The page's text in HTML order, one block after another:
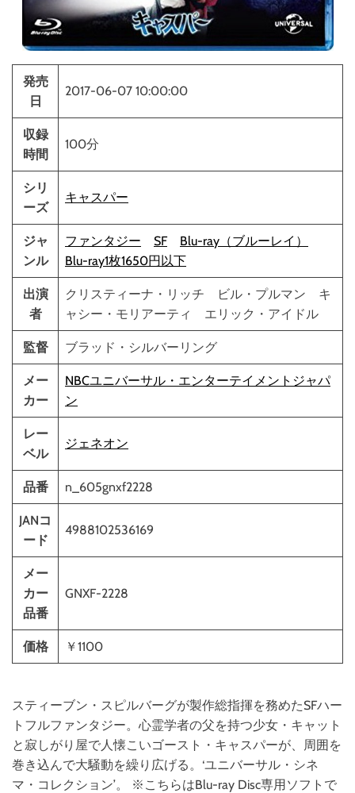
発売
日
2017-06-07 10:00:00
収録
時間
100分
シリ
ーズ
キャスパー
ジャ
ンル
ファンタジー SF
Blu-ray（ブルーレイ）
Blu-ray1枚1650円以下
出演
者
クリスティーナ・リッチ ビル・プルマン キ
ャシー・モリアーティ エリック・アイドル
監督 ブラッド・シルバーリング
メー
カー
NBCユニバーサル・エンターテイメントジャパ
ン
レー
ベル
ジェネオン
品番 n_605gnxf2228
JANコ
ード
4988102536169
メー
カー
品番
GNXF-2228
価格 ￥1100
スティーブン・スピルバーグが製作総指揮を務めたSFハー
トフルファンタジー。心霊学者の父を持つ少女・キャット
と寂しがり屋で人懐こいゴースト・キャスパーが、周囲を
巻き込んで大騒動を繰り広げる。‘ユニバーサル・シネ
マ・コレクション’。 ※こちらはBlu-ray Disc専用ソフトで